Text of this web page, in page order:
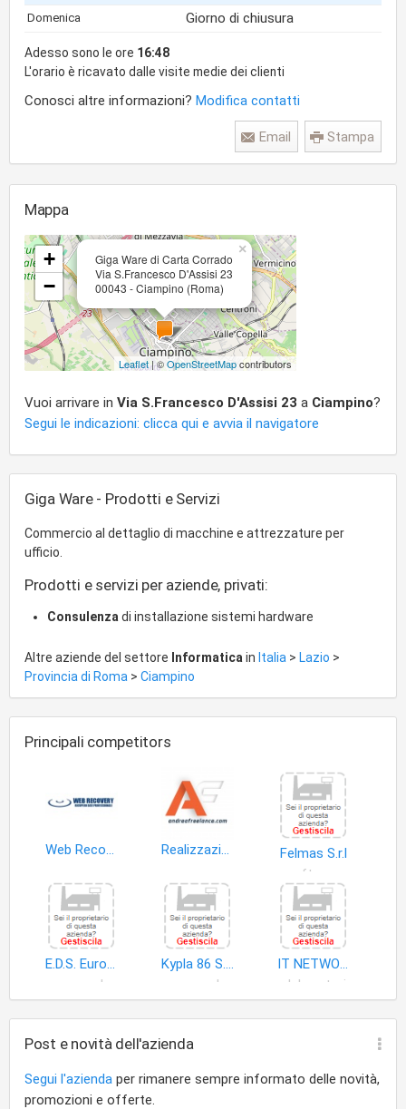
Domenica Giorno di chiusura
Adesso sono le ore 16:48
L'orario è ricavato dalle visite medie dei clienti
Conosci altre informazioni? Modifica contatti
Stampa
Email
Mappa
Giga Ware di Carta Corrado
Via S.Francesco D'Assisi 23
00043 - Ciampino (Roma)
×
+
−
Leaflet| ©OpenStreetMapcontributors
Vuoi arrivare in Via S.Francesco D'Assisi 23 a Ciampino?
Segui le indicazioni: clicca qui e avvia il navigatore
Giga Ware - Prodotti e Servizi
Commercio al dettaglio di macchine e attrezzature per
ufficio.
Prodotti e servizi per aziende, privati:
Consulenza di installazione sistemi hardware
Altre aziende del settore Informatica in Italia > Lazio >
Provincia di Roma > Ciampino
Principali competitors
Web Recovery Recupero dati Realizzazione siti web Andrea Freelance
Felmas S.r.l
software
E.D.S. Europe Dimention Soft S.r.l
Kypla 86 S.r.l
IT NETWORKS SRL
elaboratori
Post e novità dell'azienda
Segui l'azienda per rimanere sempre informato delle novità,
promozioni e offerte.